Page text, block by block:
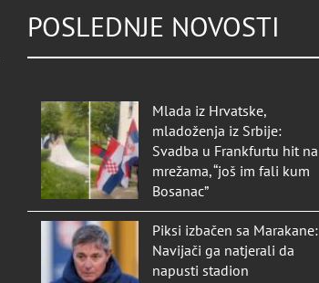
POSLEDNJE NOVOSTI
Mlada iz Hrvatske,
mladoženja iz Srbije:
Svadba u Frankfurtu hit na
mrežama, “još im fali kum
Bosanac”
Piksi izbačen sa Marakane:
Navijači ga natjerali da
napusti stadion